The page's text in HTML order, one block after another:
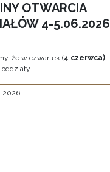
OTWARCIA
4-5.06.2026
że w czwartek (4 czerwca)
2026